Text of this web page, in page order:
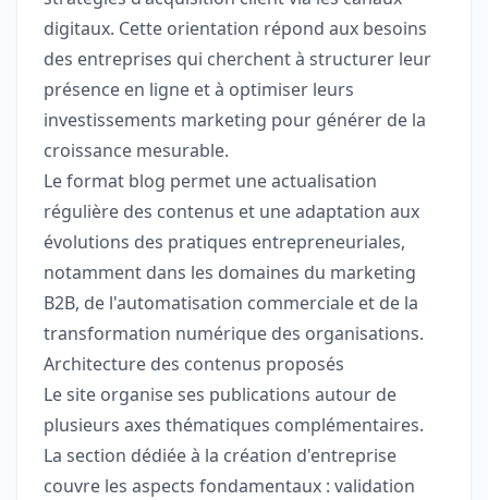
digitaux. Cette orientation répond aux besoins
des entreprises qui cherchent à structurer leur
présence en ligne et à optimiser leurs
investissements marketing pour générer de la
croissance mesurable.
Le format blog permet une actualisation
régulière des contenus et une adaptation aux
évolutions des pratiques entrepreneuriales,
notamment dans les domaines du marketing
B2B, de l'automatisation commerciale et de la
transformation numérique des organisations.
Architecture des contenus proposés
Le site organise ses publications autour de
plusieurs axes thématiques complémentaires.
La section dédiée à la création d'entreprise
couvre les aspects fondamentaux : validation